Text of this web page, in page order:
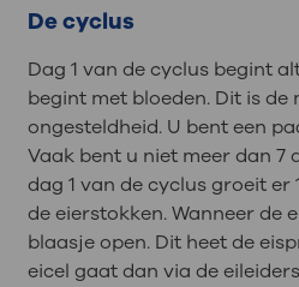
De cyclus
Dag 1 van de cyclus begint
begint met bloeden. Dit is
ongesteldheid. U bent een
Vaak bent u niet meer dan 7
dag 1 van de cyclus groeit er
de eierstokken. Wanneer de
blaasje open. Dit heet de
eicel gaat dan via de